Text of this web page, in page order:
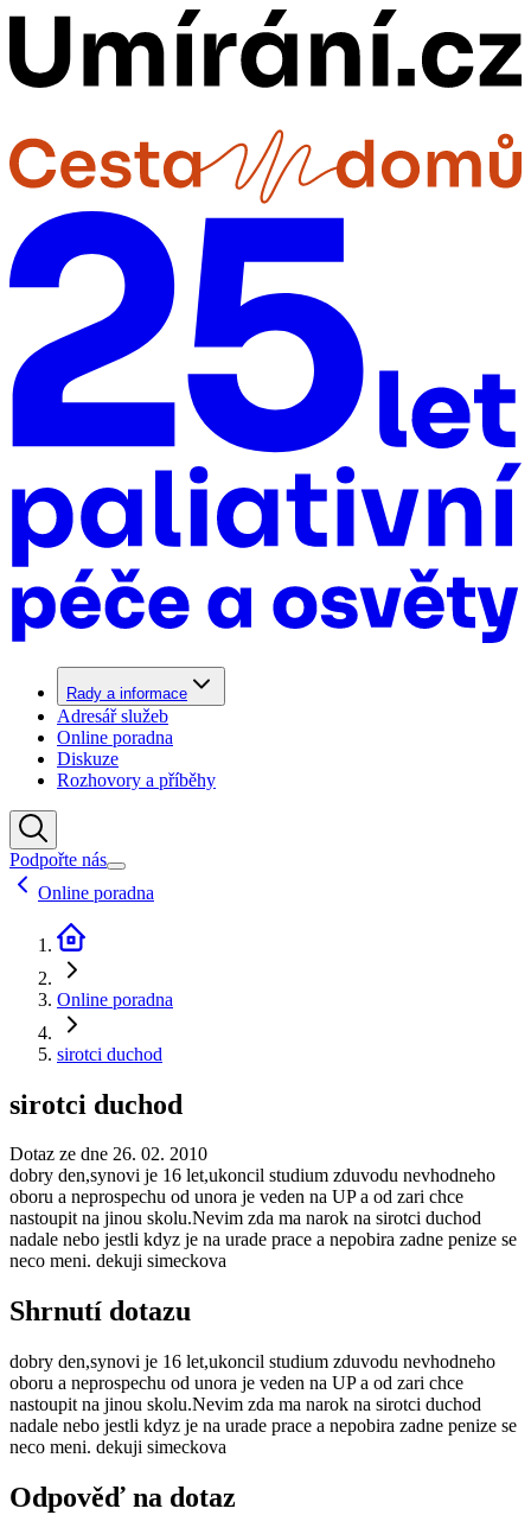
Rady a informace
Adresář služeb
Online poradna
Diskuze
Rozhovory a příběhy
Podpořte nás
Online poradna
Online poradna
sirotci duchod
sirotci duchod
Dotaz ze dne 26. 02. 2010
dobry den,synovi je 16 let,ukoncil studium zduvodu nevhodneho
oboru a neprospechu od unora je veden na UP a od zari chce
nastoupit na jinou skolu.Nevim zda ma narok na sirotci duchod
nadale nebo jestli kdyz je na urade prace a nepobira zadne penize se
neco meni. dekuji simeckova
Shrnutí dotazu
dobry den,synovi je 16 let,ukoncil studium zduvodu nevhodneho
oboru a neprospechu od unora je veden na UP a od zari chce
nastoupit na jinou skolu.Nevim zda ma narok na sirotci duchod
nadale nebo jestli kdyz je na urade prace a nepobira zadne penize se
neco meni. dekuji simeckova
Odpověď na dotaz